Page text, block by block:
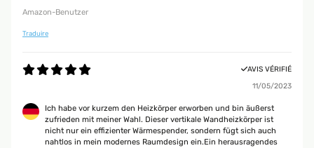
Amazon-Benutzer
Traduire
AVIS VÉRIFIÉ
11/05/2023
Ich habe vor kurzem den Heizkörper erworben und bin äußerst
zufrieden mit meiner Wahl. Dieser vertikale Wandheizkörper ist
nicht nur ein effizienter Wärmespender, sondern fügt sich auch
nahtlos in mein modernes Raumdesign ein.Ein herausragendes